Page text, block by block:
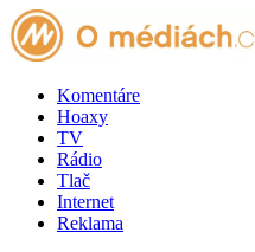
Komentáre
Hoaxy
TV
Rádio
Tlač
Internet
Reklama